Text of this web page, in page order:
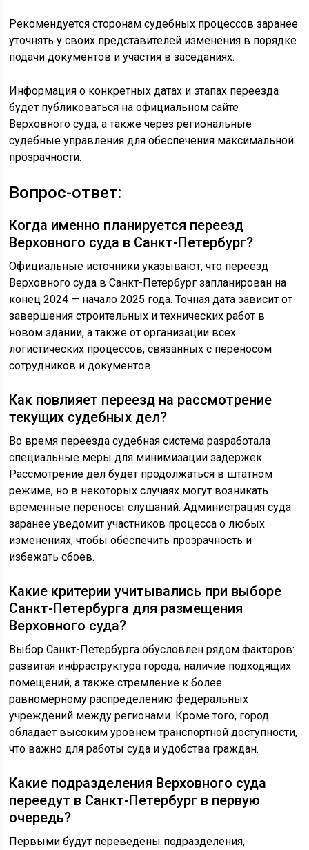
Рекомендуется сторонам судебных процессов заранее
уточнять у своих представителей изменения в порядке
подачи документов и участия в заседаниях.
Информация о конкретных датах и этапах переезда
будет публиковаться на официальном сайте
Верховного суда, а также через региональные
судебные управления для обеспечения максимальной
прозрачности.
Вопрос-ответ:
Когда именно планируется переезд
Верховного суда в Санкт-Петербург?
Официальные источники указывают, что переезд
Верховного суда в Санкт-Петербург запланирован на
конец 2024 — начало 2025 года. Точная дата зависит от
завершения строительных и технических работ в
новом здании, а также от организации всех
логистических процессов, связанных с переносом
сотрудников и документов.
Как повлияет переезд на рассмотрение
текущих судебных дел?
Во время переезда судебная система разработала
специальные меры для минимизации задержек.
Рассмотрение дел будет продолжаться в штатном
режиме, но в некоторых случаях могут возникать
временные переносы слушаний. Администрация суда
заранее уведомит участников процесса о любых
изменениях, чтобы обеспечить прозрачность и
избежать сбоев.
Какие критерии учитывались при выборе
Санкт-Петербурга для размещения
Верховного суда?
Выбор Санкт-Петербурга обусловлен рядом факторов:
развитая инфраструктура города, наличие подходящих
помещений, а также стремление к более
равномерному распределению федеральных
учреждений между регионами. Кроме того, город
обладает высоким уровнем транспортной доступности,
что важно для работы суда и удобства граждан.
Какие подразделения Верховного суда
переедут в Санкт-Петербург в первую
очередь?
Первыми будут переведены подразделения,